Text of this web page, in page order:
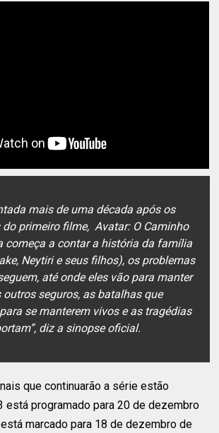
mais de uma década após os
do primeiro filme, Avatar: O Caminho
começa a contar a história da família
Neytiri e seus filhos), os problemas
até onde eles vão para manter
outros seguros, as batalhas que
se manterem vivos e as tragédias
diz a sinopse oficial.
que continuarão a série estão
está programado para 20 de dezembro
marcado para 18 de dezembro de